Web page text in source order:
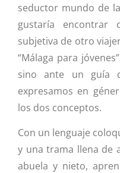
seductor mundo de
gustaría encontrar
subjetiva de otro
“Málaga para
sino ante un guía
expresamos en
los dos conceptos.
Con un lenguaje
y una trama llena de
abuela y nieto,